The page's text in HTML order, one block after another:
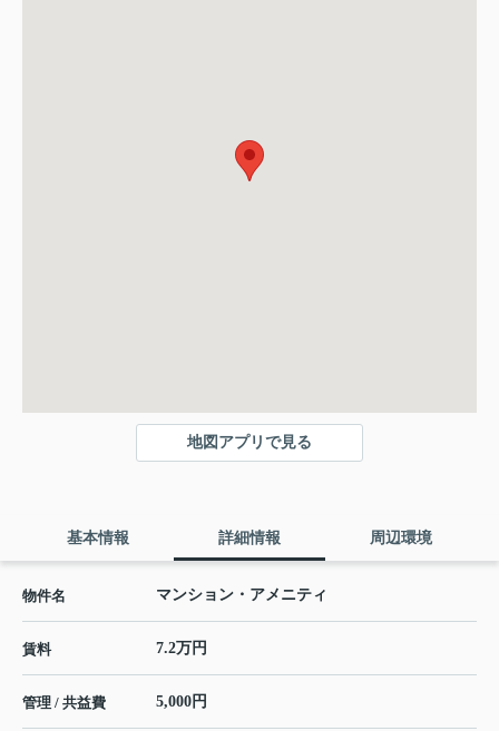
地図アプリで見る
基本情報 詳細情報 周辺環境
物件名 マンション・アメニティ
賃料 7.2万円
管理 / 共益費 5,000円